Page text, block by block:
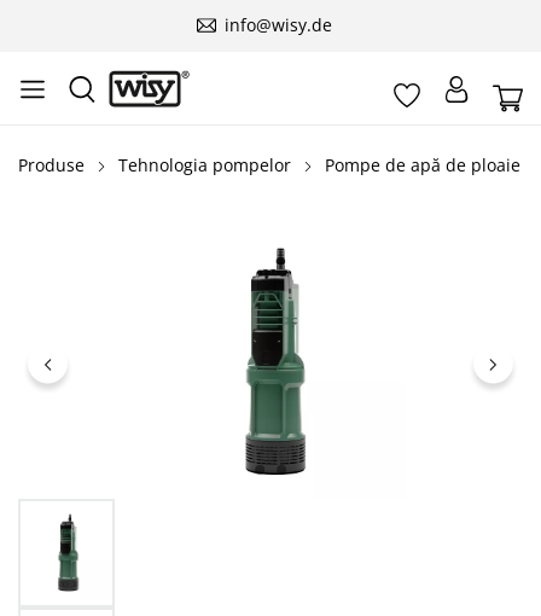
info@wisy.de
Produse Tehnologia pompelor Pompe de apă de ploaie